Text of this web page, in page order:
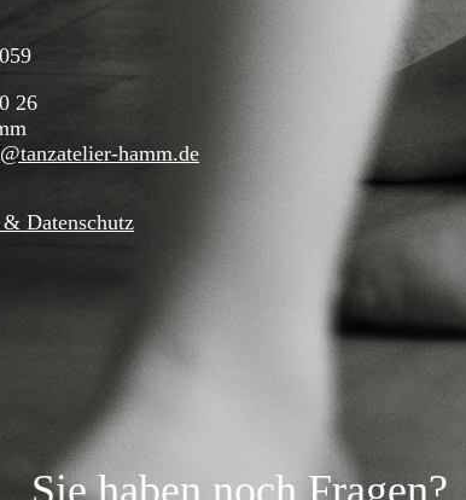
26
hamm.de
Datenschutz
Sie haben noch Fragen?